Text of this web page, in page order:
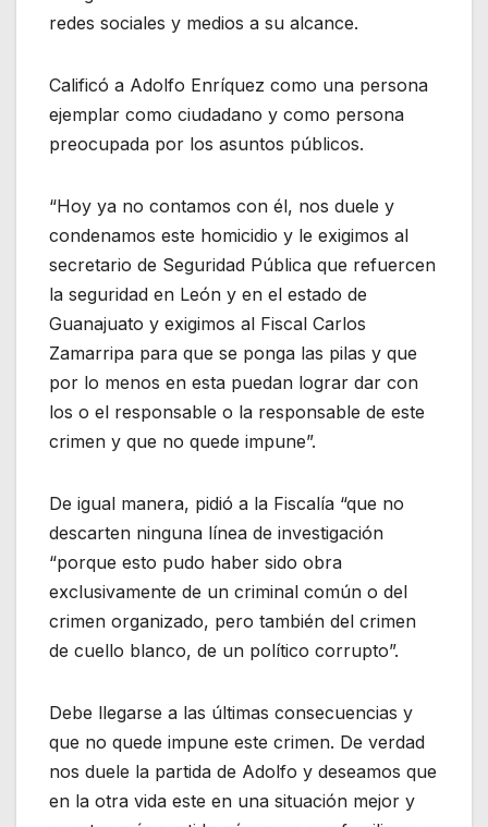
redes sociales y medios a su alcance.
Calificó a Adolfo Enríquez como una persona
ejemplar como ciudadano y como persona
preocupada por los asuntos públicos.
“Hoy ya no contamos con él, nos duele y
condenamos este homicidio y le exigimos al
secretario de Seguridad Pública que refuercen
la seguridad en León y en el estado de
Guanajuato y exigimos al Fiscal Carlos
Zamarripa para que se ponga las pilas y que
por lo menos en esta puedan lograr dar con
los o el responsable o la responsable de este
crimen y que no quede impune”.
De igual manera, pidió a la Fiscalía “que no
descarten ninguna línea de investigación
“porque esto pudo haber sido obra
exclusivamente de un criminal común o del
crimen organizado, pero también del crimen
de cuello blanco, de un político corrupto”.
Debe llegarse a las últimas consecuencias y
que no quede impune este crimen. De verdad
nos duele la partida de Adolfo y deseamos que
en la otra vida este en una situación mejor y